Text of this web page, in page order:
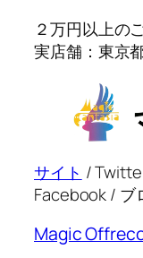
２万円以上の
実店舗：東京
サイト /
Facebook / ブ
Magic